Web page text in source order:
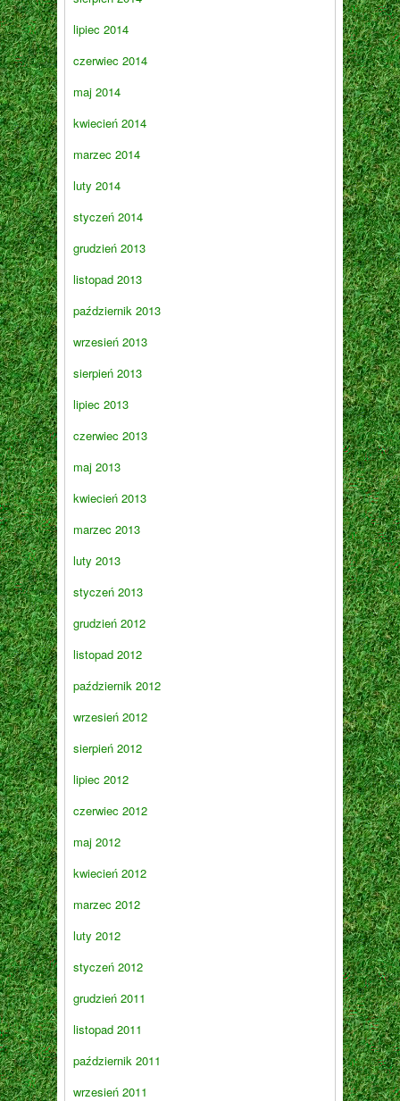
lipiec 2014
czerwiec 2014
maj 2014
kwiecień 2014
marzec 2014
luty 2014
styczeń 2014
grudzień 2013
listopad 2013
październik 2013
wrzesień 2013
sierpień 2013
lipiec 2013
czerwiec 2013
maj 2013
kwiecień 2013
marzec 2013
luty 2013
styczeń 2013
grudzień 2012
listopad 2012
październik 2012
wrzesień 2012
sierpień 2012
lipiec 2012
czerwiec 2012
maj 2012
kwiecień 2012
marzec 2012
luty 2012
styczeń 2012
grudzień 2011
listopad 2011
październik 2011
wrzesień 2011